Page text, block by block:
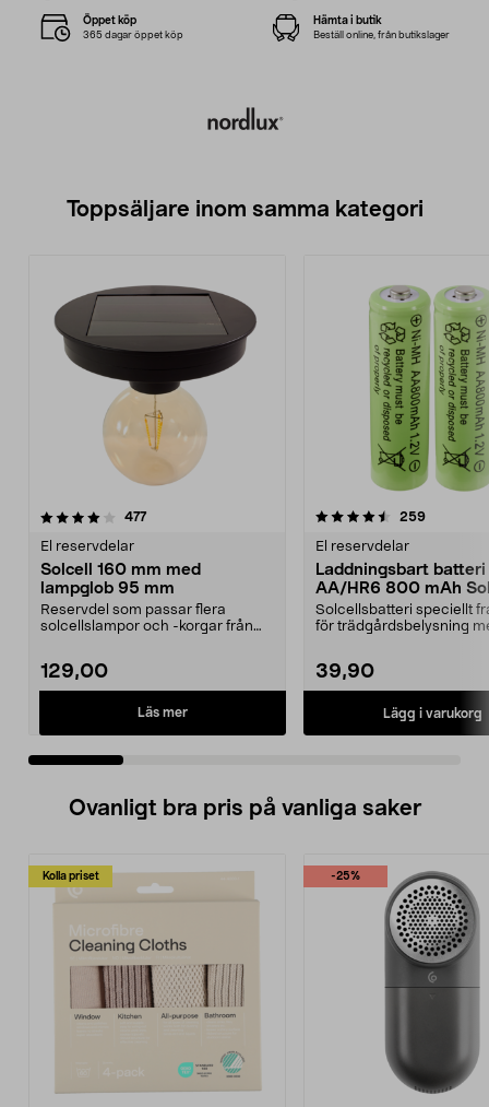
Öppet köp
365 dagar öppet köp
Hämta i butik
Beställ online, från butikslager
Toppsäljare inom samma kategori
477recensioner
El reservdelar
Solcell 160 mm med
lampglob 95 mm
Reservdel som passar flera
solcellslampor och -korgar från
129,00
Läs mer
4.5 av 5 stjärnor 259
El reservdelar
Laddningsbart batteri
AA/HR6 800 mAh
pack
Solcellsbatteri speciellt
för trädgårdsbelysning
39,90
Lägg i varukorg
4.5 av 5 stjärnor
Ovanligt bra pris på vanliga saker
Kolla priset -25%